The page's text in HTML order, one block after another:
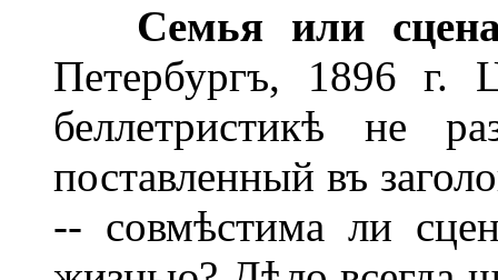
Семья или
Петербургъ, 1896
беллетристикѣ не
поставленный въ
-- совмѣстима ли